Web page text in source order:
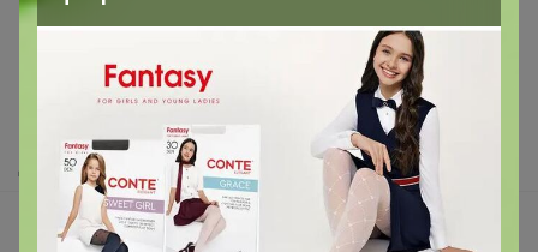
Как сделать заказ?
Доставка
Шоурумы